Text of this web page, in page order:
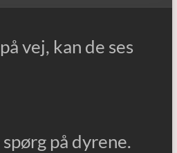
vej, kan de ses
på dyrene.